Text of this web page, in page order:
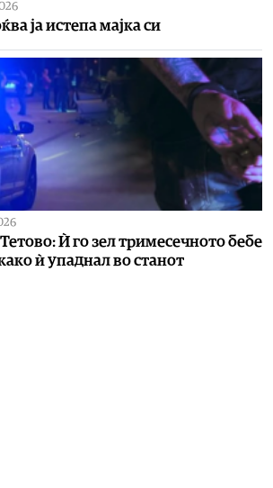
ја истепа мајка си
Ѝ го зел тримесечното бебе
ѝ упаднал во станот